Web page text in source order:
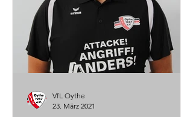
VfL Oythe
23. März 2021